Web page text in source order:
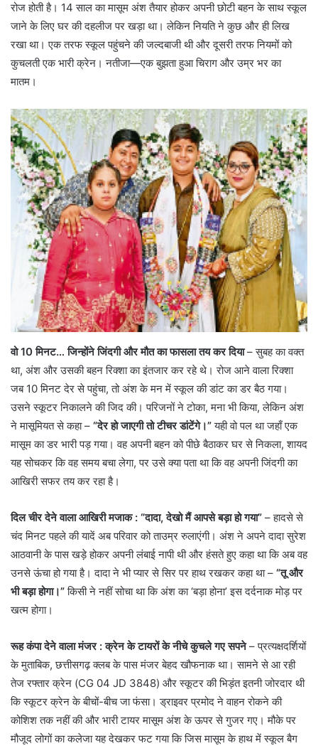
रोज होती है। 14 साल का मासूम अंश तैयार होकर अपनी छोटी बहन के साथ स्कूल
जाने के लिए घर की दहलीज पर खड़ा था। लेकिन नियति ने कुछ और ही लिख
रखा था। एक तरफ स्कूल पहुंचने की जल्दबाजी थी और दूसरी तरफ नियमों को
कुचलती एक भारी क्रेन। नतीजा—एक बुझता हुआ चिराग और उम्र भर का
मातम।
वो 10 मिनट… जिन्होंने जिंदगी और मौत का फासला तय कर दिया– सुबह का वक्त
था, अंश और उसकी बहन रिक्शा का इंतजार कर रहे थे। रोज आने वाला रिक्शा
जब 10 मिनट देर से पहुंचा, तो अंश के मन में स्कूल की डांट का डर बैठ गया।
उसने स्कूटर निकालने की जिद की। परिजनों ने टोका, मना भी किया, लेकिन अंश
ने मासूमियत से कहा – “देर हो जाएगी तो टीचर डांटेंगे।”यही वो पल था जहाँ एक
मासूम का डर भारी पड़ गया। वह अपनी बहन को पीछे बैठाकर घर से निकला, शायद
यह सोचकर कि वह समय बचा लेगा, पर उसे क्या पता था कि वह अपनी जिंदगी का
आखिरी सफर तय कर रहा है।
दिल चीर देने वाला आखिरी मजाक : “दादा, देखो मैं आपसे बड़ा हो गया” – हादसे से
चंद मिनट पहले की यादें अब परिवार को ताउम्र रुलाएंगी। अंश ने अपने दादा सुरेश
आठवानी के पास खड़े होकर अपनी लंबाई नापी थी और हंसते हुए कहा था कि अब वह
उनसे ऊंचा हो गया है। दादा ने भी प्यार से सिर पर हाथ रखकर कहा था – “तू और
भी बड़ा होगा।”किसी ने नहीं सोचा था कि अंश का ‘बड़ा होना’ इस दर्दनाक मोड़ पर
खत्म होगा।
रूह कंपा देने वाला मंजर : क्रेन के टायरों के नीचे कुचले गए सपने– प्रत्यक्षदर्शियों
के मुताबिक, छत्तीसगढ़ क्लब के पास मंजर बेहद खौफनाक था। सामने से आ रही
तेज रफ्तार क्रेन (CG 04 JD 3848) और स्कूटर की भिड़ंत इतनी जोरदार थी
कि स्कूटर क्रेन के बीचों-बीच जा फंसा। ड्राइवर प्रमोद ने वाहन रोकने की
कोशिश तक नहीं की और भारी टायर मासूम अंश के ऊपर से गुजर गए। मौके पर
मौजूद लोगों का कलेजा यह देखकर फट गया कि जिस मासूम के हाथ में स्कूल बैग